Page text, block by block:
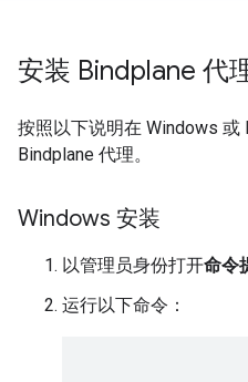
安装 Bindplane 代
按照以下说明在 Windows 或
Bindplane 代理。
Windows 安装
以管理员身份打开命令
运行以下命令：